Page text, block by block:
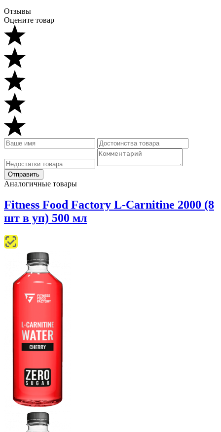
Отзывы
Оцените товар
Аналогичные товары
Fitness Food Factory L-Carnitine 2000 (8
шт в уп) 500 мл